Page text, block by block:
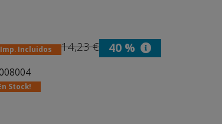
Imp. Incluidos 14,23 € 40 %
Stock!